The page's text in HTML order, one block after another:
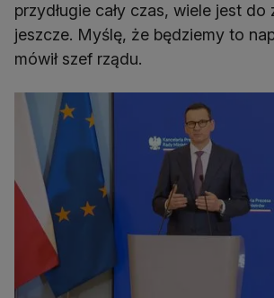
przydługie cały czas, wiele jest do
jeszcze. Myślę, że będziemy to
mówił szef rządu.